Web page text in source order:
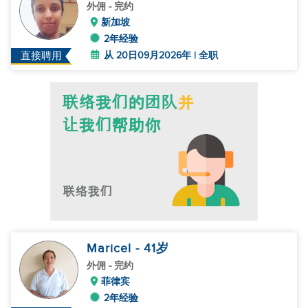
直接聘用
外佣 - 完约
新加坡
2年经验
从 20日09月2026年 | 全职
Maricel - 41岁
外佣 - 完约
菲律宾
2年经验